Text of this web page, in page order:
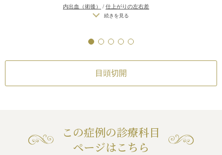
の理想の形にならないことがある/
内出血（術後）
/ 仕上がりの左右差
（片目ずつ手術をする場合）
の理想の形にならないことがある
続きを見る
目頭切開
この症例の診療科目
ページはこちら